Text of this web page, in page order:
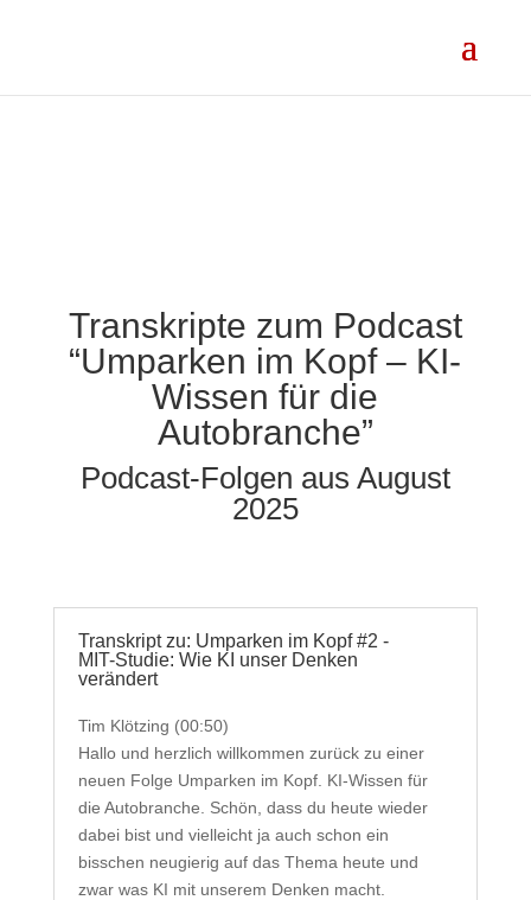
Transkripte zum Podcast
“Umparken im Kopf – KI-
Wissen für die
Autobranche”
Podcast-Folgen aus August
2025
Transkript zu: Umparken im Kopf #2 -
MIT-Studie: Wie KI unser Denken
verändert
Tim Klötzing (00:50)
Hallo und herzlich willkommen zurück zu einer
neuen Folge Umparken im Kopf. KI-Wissen für
die Autobranche. Schön, dass du heute wieder
dabei bist und vielleicht ja auch schon ein
bisschen neugierig auf das Thema heute und
zwar was KI mit unserem Denken macht.